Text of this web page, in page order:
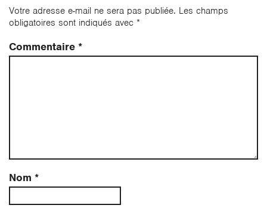
Votre adresse e-mail ne sera pas publiée. Les champs
obligatoires sont indiqués avec *
Commentaire *
Nom *